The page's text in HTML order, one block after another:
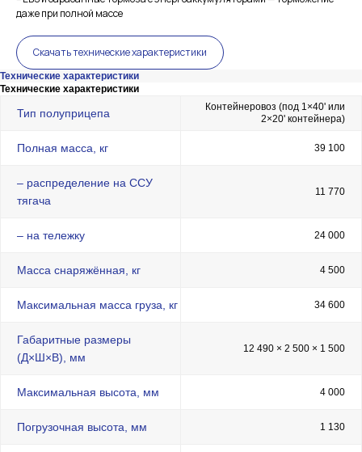
даже при полной массе
Скачать технические характеристики
Технические характеристики
Технические характеристики
Тип полуприцепа
Контейнеровоз (под 1×40' или
2×20' контейнера)
Полная масса, кг 39 100
– распределение на ССУ
тягача
11 770
– на тележку 24 000
Масса снаряжённая, кг 4 500
Максимальная масса груза, кг 34 600
Габаритные размеры
(Д×Ш×В), мм
12 490 × 2 500 × 1 500
Максимальная высота, мм 4 000
Погрузочная высота, мм 1 130